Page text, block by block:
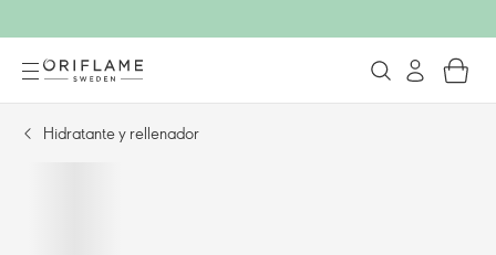
Hidratante y rellenador